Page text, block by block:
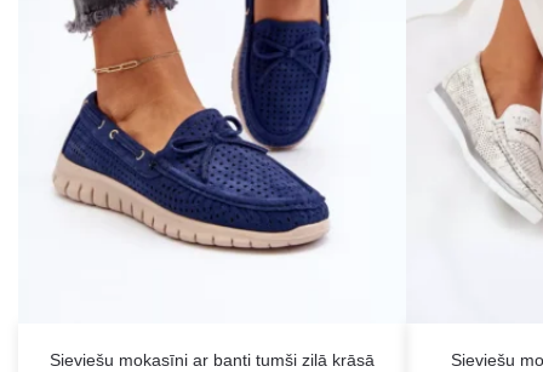
Sieviešu mokasīni ar banti tumši zilā krāsā
Sieviešu